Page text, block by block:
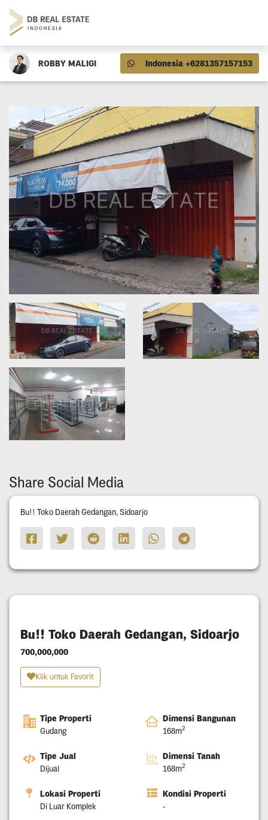
ROBBY MALIGI Indonesia +6281357157153
Share Social Media
Bu!! Toko Daerah Gedangan, Sidoarjo
Bu!! Toko Daerah Gedangan, Sidoarjo
700,000,000
Klik untuk Favorit
Tipe Properti
Gudang
Dimensi Bangunan
168m2
Tipe Jual
Dijual
Dimensi Tanah
168m2
Lokasi Properti
Di Luar Komplek
Kondisi Properti
-